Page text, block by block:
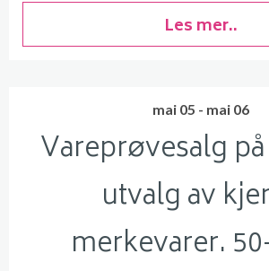
Les mer..
mai 05 - mai 06
Vareprøvesalg
utvalg av
merkevarer.